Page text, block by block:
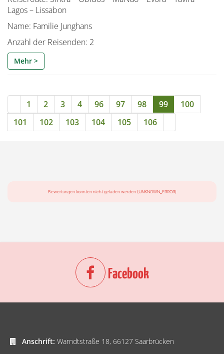
Lagos – Lissabon
Name: Familie Junghans
Anzahl der Reisenden: 2
Mehr >
1 2 3 4 96 97 98 99
100
101
102 103 104 105 106
Bewertungen konnten nicht geladen werden (UNKNOWN_ERROR)
Facebook
Anschrift: Warndtstraße 18, 66127 Saarbrücken